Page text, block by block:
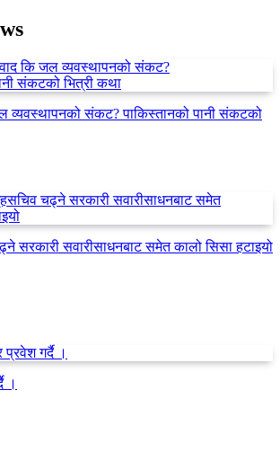
व्यवस्थापनको संकट? पाकिस्तानको पानी संकटको
सरकारी सवारीसाधनबाट समेत कालो सिसा हटाइयो
।